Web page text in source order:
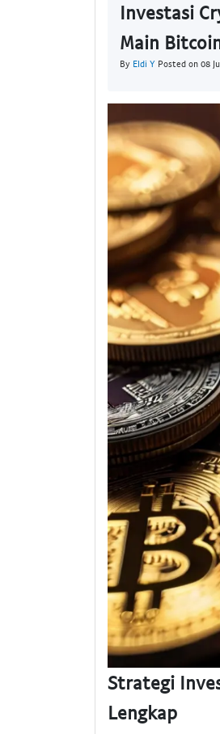
Investasi
Main
By Eldi Y Posted on 08
Strategi
Lengkap